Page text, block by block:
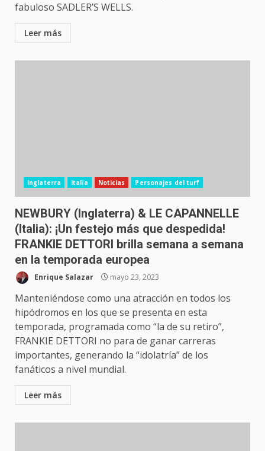
fabuloso SADLER’S WELLS.
Leer más
Inglaterra Italia Noticias Personajes del turf
NEWBURY (Inglaterra) & LE CAPANNELLE
(Italia): ¡Un festejo más que despedida!
FRANKIE DETTORI brilla semana a semana
en la temporada europea
Enrique Salazar mayo 23, 2023
Manteniéndose como una atracción en todos los
hipódromos en los que se presenta en esta
temporada, programada como “la de su retiro”,
FRANKIE DETTORI no para de ganar carreras
importantes, generando la “idolatría” de los
fanáticos a nivel mundial.
Leer más